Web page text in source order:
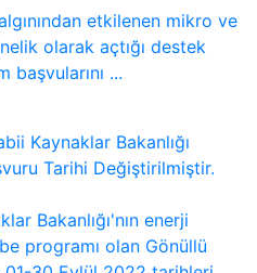
etkilenen mikro ve
olarak açtığı destek
başvularını ...
Kaynaklar Bakanlığı
Tarihi Değiştirilmiştir.
Bakanlığı'nın enerji
programı olan Gönüllü